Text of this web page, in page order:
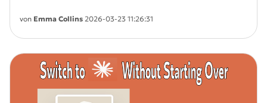
von Emma Collins 2026-03-23 11:26:31